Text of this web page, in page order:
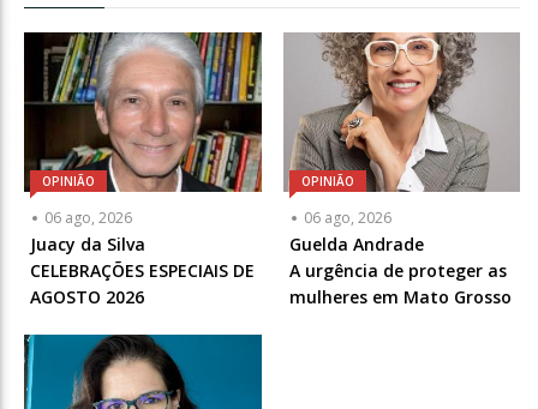
OPINIÃO
06 ago, 2026
Articulista
ou
Chamada
-
Juacy da Silva
CELEBRAÇÕES ESPECIAIS DE
AGOSTO 2026
OPINIÃO
06 ago, 2026
Articulista
ou
Chamada
-
Guelda Andrade
A urgência de proteger as
mulheres em Mato Grosso